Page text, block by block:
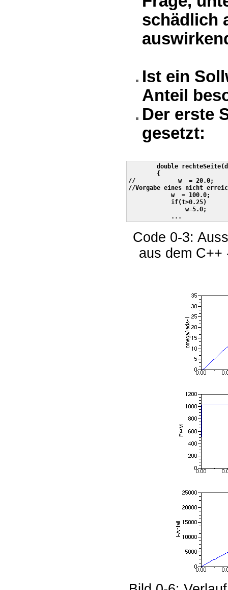
schädlich
Ist ein
Anteil
Der erste
gesetzt:
double
        {
//            w  = 20.0;
//Vorgabe eines nicht
            w  = 100.0;
            if(t>0.25)
                w=5.0;
Code 0-3:
aus dem C++